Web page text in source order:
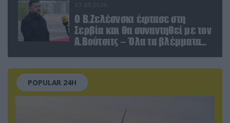
Ο Β.Ζελέσνσκι έφτασε στη
Σερβία και θα συναντηθεί με τον
Α.Βούτσιτς – Όλα τα βλέμματα
POPULAR 24H